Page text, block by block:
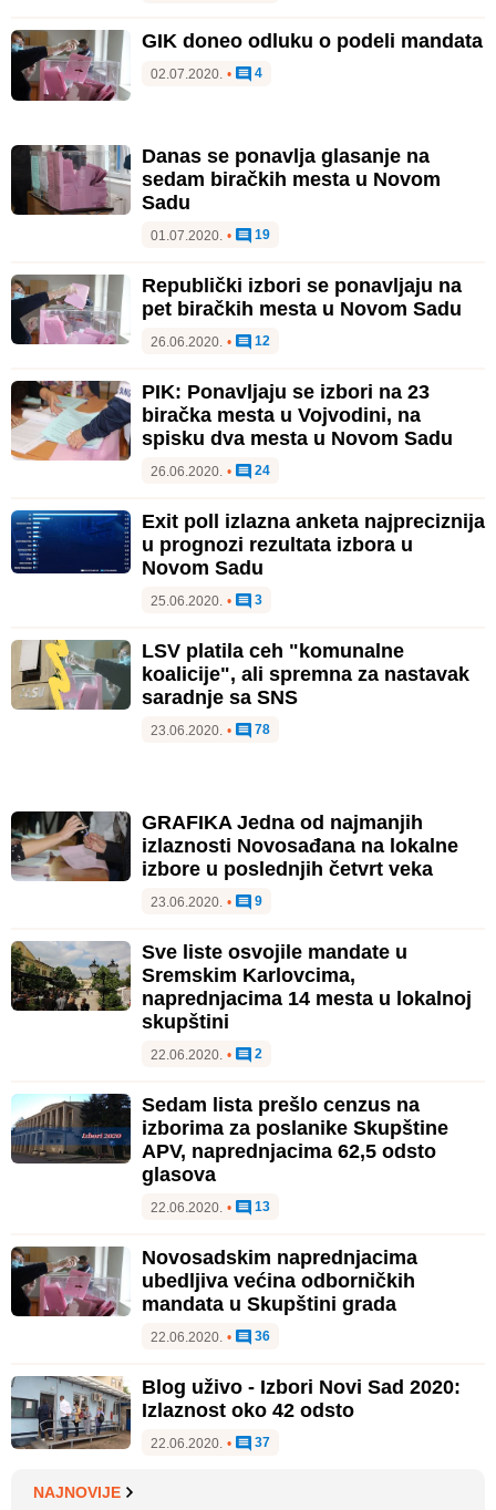
GIK doneo odluku o podeli mandata
02.07.2020. • 4
Danas se ponavlja glasanje na
sedam biračkih mesta u Novom
Sadu
01.07.2020. • 19
Republički izbori se ponavljaju na
pet biračkih mesta u Novom Sadu
26.06.2020. • 12
PIK: Ponavljaju se izbori na 23
biračka mesta u Vojvodini, na
spisku dva mesta u Novom Sadu
26.06.2020. • 24
Exit poll izlazna anketa najpreciznija
u prognozi rezultata izbora u
Novom Sadu
25.06.2020. • 3
LSV platila ceh "komunalne
koalicije", ali spremna za nastavak
saradnje sa SNS
23.06.2020. • 78
GRAFIKA Jedna od najmanjih
izlaznosti Novosađana na lokalne
izbore u poslednjih četvrt veka
23.06.2020. • 9
Sve liste osvojile mandate u
Sremskim Karlovcima,
naprednjacima 14 mesta u lokalnoj
skupštini
22.06.2020. • 2
Sedam lista prešlo cenzus na
izborima za poslanike Skupštine
APV, naprednjacima 62,5 odsto
glasova
22.06.2020. • 13
Novosadskim naprednjacima
ubedljiva većina odborničkih
mandata u Skupštini grada
22.06.2020. • 36
Blog uživo - Izbori Novi Sad 2020:
Izlaznost oko 42 odsto
22.06.2020. • 37
NAJNOVIJE